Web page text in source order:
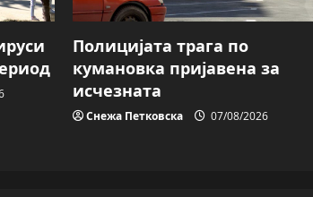
Полицијата трага пo
кумановка пријавена за
исчезната
Снежа Петковска 07/08/2026